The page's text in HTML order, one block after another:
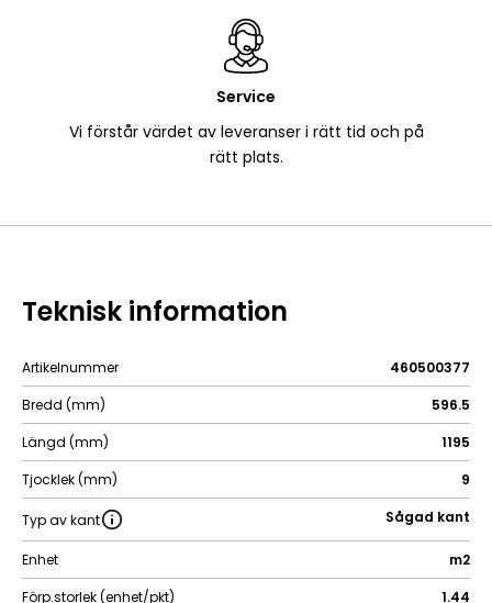
Service
Vi förstår värdet av leveranser i rätt tid och på
rätt plats.
Teknisk information
Artikelnummer
460500377
Bredd (mm)
596.5
Längd (mm)
1195
Tjocklek (mm)
9
Typ av kant Sågad kant
Enhet
m2
Förp.storlek (enhet/pkt)
1.44